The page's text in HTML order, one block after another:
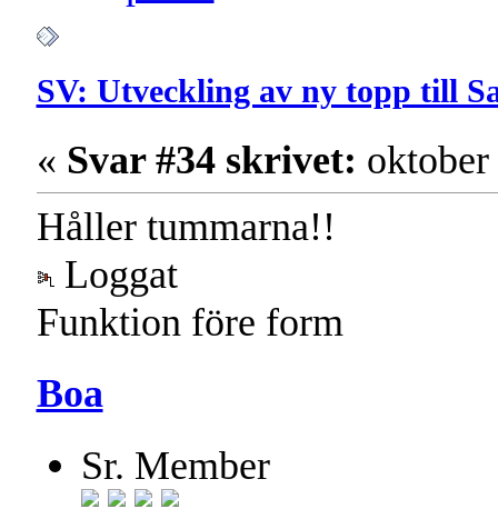
SV: Utveckling av ny topp till
« Svar #34 skrivet:
Håller tummarna!!
Loggat
Funktion före form
Boa
Sr. Member